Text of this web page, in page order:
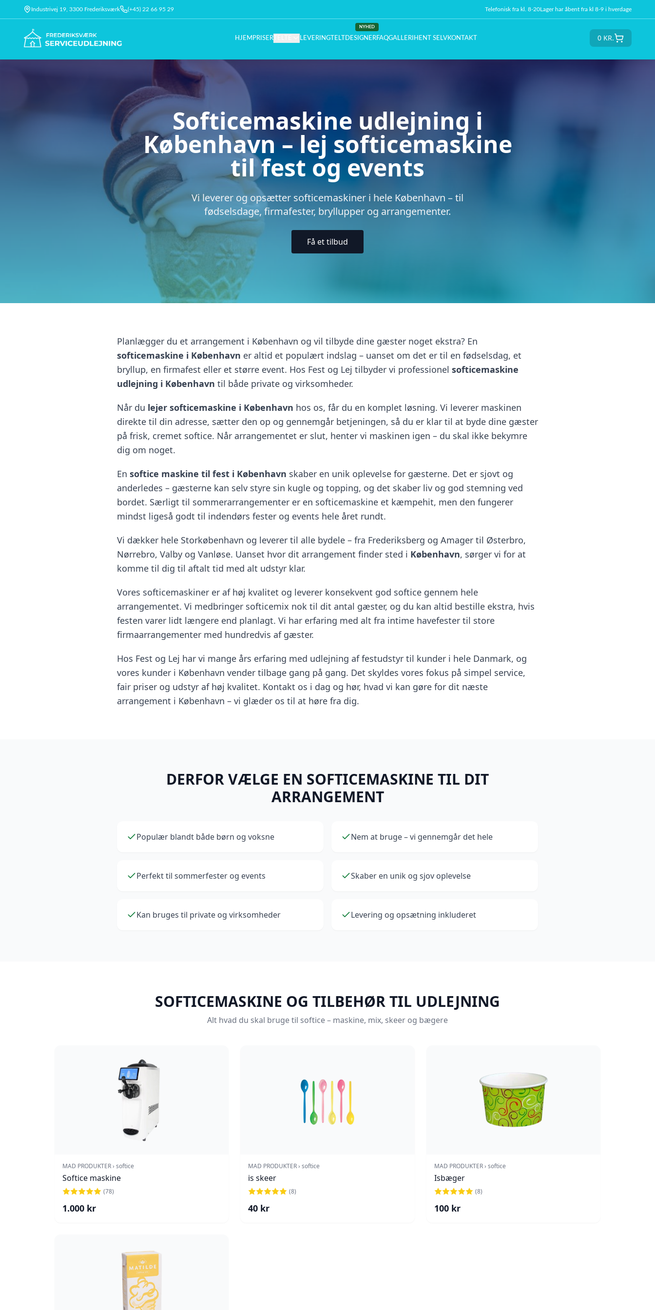
Industrivej 19, 3300 Frederiksværk (+45) 22 66 95 29 Telefonisk fra kl. 8-20Lager har åbent fra kl 8-9 i hverdage
HJEM PRISERTELTE LEVERINGTELTDESIGNER
NYHED
FAQGALLERI HENT SELVKONTAKT 0KR.
Softicemaskine udlejning i
København – lej softicemaskine
til fest og events
Vi leverer og opsætter softicemaskiner i hele København – til
fødselsdage, firmafester, bryllupper og arrangementer.
Få et tilbud
Planlægger du et arrangement i København og vil tilbyde dine gæster noget ekstra? En
softicemaskine i København er altid et populært indslag – uanset om det er til en fødselsdag, et
bryllup, en firmafest eller et større event. Hos Fest og Lej tilbyder vi professionel softicemaskine
udlejning i København til både private og virksomheder.
Når du lejer softicemaskine i København hos os, får du en komplet løsning. Vi leverer maskinen
direkte til din adresse, sætter den op og gennemgår betjeningen, så du er klar til at byde dine gæster
på frisk, cremet softice. Når arrangementet er slut, henter vi maskinen igen – du skal ikke bekymre
dig om noget.
En softice maskine til fest i København skaber en unik oplevelse for gæsterne. Det er sjovt og
anderledes – gæsterne kan selv styre sin kugle og topping, og det skaber liv og god stemning ved
bordet. Særligt til sommerarrangementer er en softicemaskine et kæmpehit, men den fungerer
mindst ligeså godt til indendørs fester og events hele året rundt.
Vi dækker hele Storkøbenhavn og leverer til alle bydele – fra Frederiksberg og Amager til Østerbro,
Nørrebro, Valby og Vanløse. Uanset hvor dit arrangement finder sted i København, sørger vi for at
komme til dig til aftalt tid med alt udstyr klar.
Vores softicemaskiner er af høj kvalitet og leverer konsekvent god softice gennem hele
arrangementet. Vi medbringer softicemix nok til dit antal gæster, og du kan altid bestille ekstra, hvis
festen varer lidt længere end planlagt. Vi har erfaring med alt fra intime havefester til store
firmaarrangementer med hundredvis af gæster.
Hos Fest og Lej har vi mange års erfaring med udlejning af festudstyr til kunder i hele Danmark, og
vores kunder i København vender tilbage gang på gang. Det skyldes vores fokus på simpel service,
fair priser og udstyr af høj kvalitet. Kontakt os i dag og hør, hvad vi kan gøre for dit næste
arrangement i København – vi glæder os til at høre fra dig.
DERFOR VÆLGE EN SOFTICEMASKINE TIL DIT
ARRANGEMENT
Populær blandt både børn og voksne Nem at bruge – vi gennemgår det hele
Perfekt til sommerfester og events Skaber en unik og sjov oplevelse
Kan bruges til private og virksomheder Levering og opsætning inkluderet
SOFTICEMASKINE OG TILBEHØR TIL UDLEJNING
Alt hvad du skal bruge til softice – maskine, mix, skeer og bægere
MAD PRODUKTER › softice
Softice maskine
(78)
1.000 kr
MAD PRODUKTER › softice
is skeer
(8)
40 kr
MAD PRODUKTER › softice
Isbæger
(8)
100kr